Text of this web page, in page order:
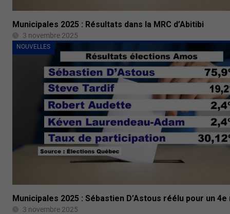
Municipales 2025 : Résultats dans la MRC d’Abitibi
3 novembre 2025
NOUVELLES
Municipales 2025 : Sébastien D’Astous réélu pour un 4e
3 novembre 2025